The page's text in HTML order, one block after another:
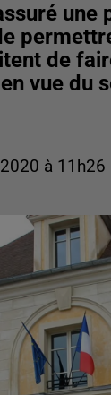
une
de
vue du
à 11h26